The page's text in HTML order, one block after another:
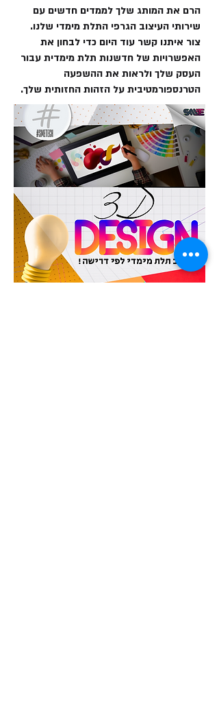
הרם את המותג שלך לממדים חדשים עם
שירותי העיצוב הגרפי התלת מימדי שלנו.
צור איתנו קשר עוד היום כדי לבחון את
האפשרויות של חדשנות תלת מימדית עבור
העסק שלך ולראות את ההשפעה
הטרנספורמטיבית על הזהות החזותית שלך.